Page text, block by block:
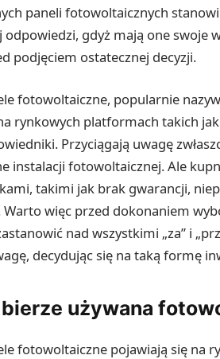
paneli fotowoltaicznych
odpowiedzi, gdyż mają one swoje
podjęciem ostatecznej decyzji.
fotowoltaiczne, popularnie
rynkowych platformach takich
Przyciągają uwagę
instalacji fotowoltaicznej. Ale
takimi jak brak gwarancji,
Warto więc przed dokonaniem
nad wszystkimi „za” i
decydując się na taką formę
używana
fotowoltaiczne pojawiają się na